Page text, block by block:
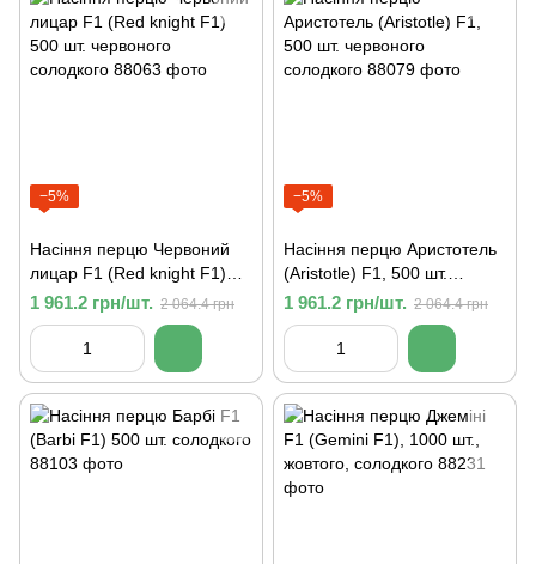
−5%
Насіння перцю Червоний
лицар F1 (Red knight F1)
500 шт. червоного
солодкого
1 961.2 грн/шт. 2 064.4 грн
−5%
Насіння перцю Аристотель
(Aristotle) F1, 500 шт.
червоного солодкого
1 961.2 грн/шт. 2 064.4 грн